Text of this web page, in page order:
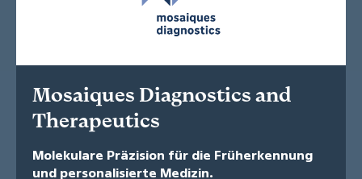
Mosaiques Diagnostics and
Therapeutics
Molekulare Präzision für die Früherkennung
und personalisierte Medizin.